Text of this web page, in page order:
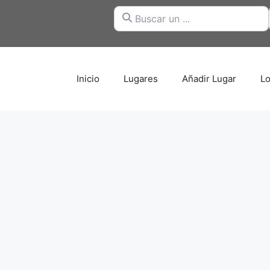
Buscar un ...
Inicio Lugares Añadir Lugar